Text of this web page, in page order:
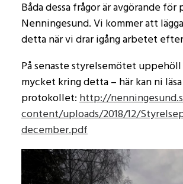
Båda dessa frågor är avgörande
Nenningesund. Vi kommer att
detta när vi drar igång arbetet
På senaste styrelsemötet uppehöll
mycket kring detta – här kan ni
protokollet:http://
content/uploads/2018/12/
december.pdf